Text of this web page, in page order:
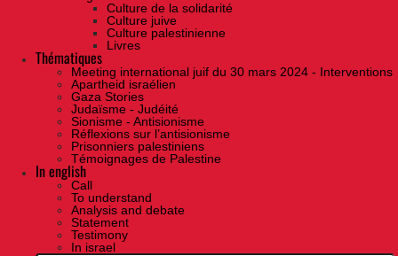
Culture de la solidarité
Culture juive
Culture palestinienne
Livres
Thématiques
Meeting international juif du 30 mars 2024 - Interventions
Apartheid israélien
Gaza Stories
Judaïsme - Judéité
Sionisme - Antisionisme
Réflexions sur l’antisionisme
Prisonniers palestiniens
Témoignages de Palestine
In english
Call
To understand
Analysis and debate
Statement
Testimony
In israel